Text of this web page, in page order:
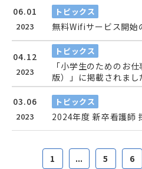
06.01
2023
トピックス
無料Wifiサービス開始
04.12
2023
トピックス
「小学生のためのお
版）」に掲載されまし
03.06
2023
トピックス
2024年度 新卒看護師
1 ... 5 6